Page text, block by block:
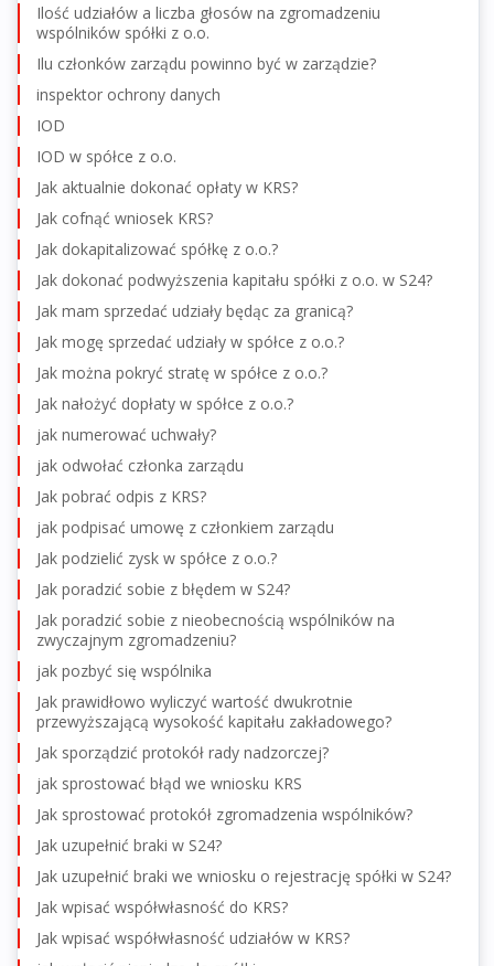
Ilość udziałów a liczba głosów na zgromadzeniu
wspólników spółki z o.o.
Ilu członków zarządu powinno być w zarządzie?
inspektor ochrony danych
IOD
IOD w spółce z o.o.
Jak aktualnie dokonać opłaty w KRS?
Jak cofnąć wniosek KRS?
Jak dokapitalizować spółkę z o.o.?
Jak dokonać podwyższenia kapitału spółki z o.o. w S24?
Jak mam sprzedać udziały będąc za granicą?
Jak mogę sprzedać udziały w spółce z o.o.?
Jak można pokryć stratę w spółce z o.o.?
Jak nałożyć dopłaty w spółce z o.o.?
jak numerować uchwały?
jak odwołać członka zarządu
Jak pobrać odpis z KRS?
jak podpisać umowę z członkiem zarządu
Jak podzielić zysk w spółce z o.o.?
Jak poradzić sobie z błędem w S24?
Jak poradzić sobie z nieobecnością wspólników na
zwyczajnym zgromadzeniu?
jak pozbyć się wspólnika
Jak prawidłowo wyliczyć wartość dwukrotnie
przewyższającą wysokość kapitału zakładowego?
Jak sporządzić protokół rady nadzorczej?
jak sprostować błąd we wniosku KRS
Jak sprostować protokół zgromadzenia wspólników?
Jak uzupełnić braki w S24?
Jak uzupełnić braki we wniosku o rejestrację spółki w S24?
Jak wpisać współwłasność do KRS?
Jak wpisać współwłasność udziałów w KRS?